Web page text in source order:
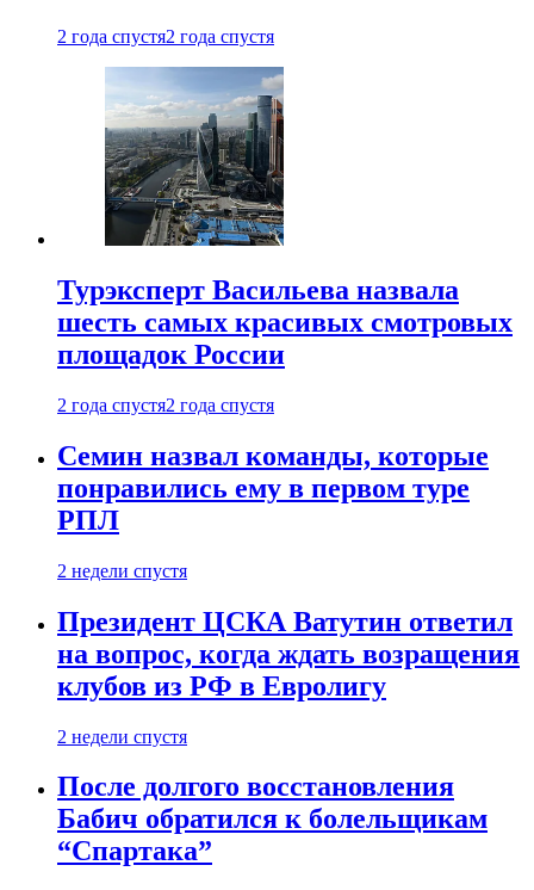
2 года спустя2 года спустя
Турэксперт Васильева назвала
шесть самых красивых смотровых
площадок России
2 года спустя2 года спустя
Семин назвал команды, которые
понравились ему в первом туре
РПЛ
2 недели спустя
Президент ЦСКА Ватутин ответил
на вопрос, когда ждать возращения
клубов из РФ в Евролигу
2 недели спустя
После долгого восстановления
Бабич обратился к болельщикам
“Спартака”